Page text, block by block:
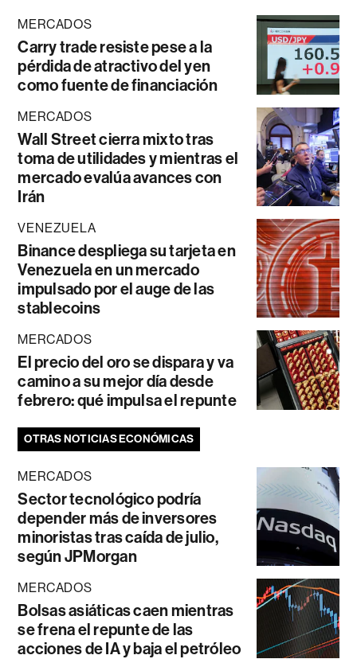
MERCADOS
Carry trade resiste pese a la
pérdida de atractivo del yen
como fuente de financiación
MERCADOS
Wall Street cierra mixto tras
toma de utilidades y mientras el
mercado evalúa avances con
Irán
VENEZUELA
Binance despliega su tarjeta en
Venezuela en un mercado
impulsado por el auge de las
stablecoins
MERCADOS
El precio del oro se dispara y va
camino a su mejor día desde
febrero: qué impulsa el repunte
OTRAS NOTICIAS ECONÓMICAS
MERCADOS
Sector tecnológico podría
depender más de inversores
minoristas tras caída de julio,
según JPMorgan
MERCADOS
Bolsas asiáticas caen mientras
se frena el repunte de las
acciones de IA y baja el petróleo